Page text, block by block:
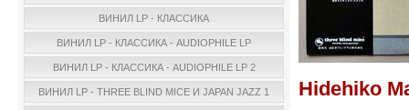
ВИНИЛ LP - КЛАССИКА
ВИНИЛ LP - КЛАССИКА - AUDIOPHILE LP
ВИНИЛ LP - КЛАССИКА - AUDIOPHILE LP 2
ВИНИЛ LP - THREE BLIND MICE И JAPAN JAZZ 1
Hidehiko